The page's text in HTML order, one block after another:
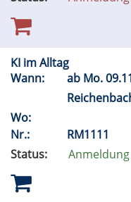
KI im Alltag
Wann:
ab Mo.
Wo:
Nr.:
RM1111
Status: